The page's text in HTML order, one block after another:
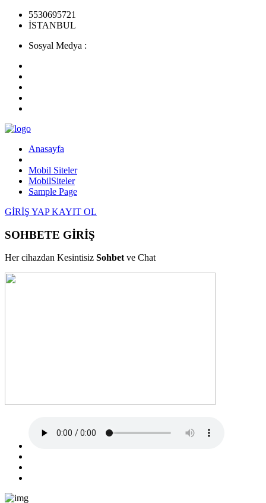
5530695721
İSTANBUL
Sosyal Medya :
Anasayfa
Mobil Siteler
MobilSiteler
Sample Page
GİRİŞ YAP KAYIT OL
SOHBETE GİRİŞ
Her cihazdan Kesintisiz Sohbetve Chat